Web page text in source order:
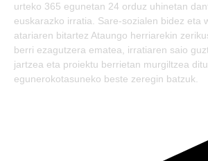
urteko 365 egunetan 24 orduz uhinetan
euskarazko irratia. Sare-sozialen bidez eta
atariaren bitartez Ataungo herriarekin
berri ezagutzera ematea, irratiaren saio
jartzea eta proiektu berrietan murgiltzea ditu
egunerokotasuneko beste zeregin batzuk.